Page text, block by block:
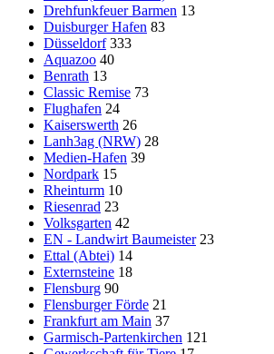
Drehfunkfeuer Barmen 13
Duisburger Hafen 83
Düsseldorf 333
Aquazoo 40
Benrath 13
Classic Remise 73
Flughafen 24
Kaiserswerth 26
Lanh3ag (NRW) 28
Medien-Hafen 39
Nordpark 15
Rheinturm 10
Riesenrad 23
Volksgarten 42
EN - Landwirt Baumeister 23
Ettal (Abtei) 14
Externsteine 18
Flensburg 90
Flensburger Förde 21
Frankfurt am Main 37
Garmisch-Partenkirchen 121